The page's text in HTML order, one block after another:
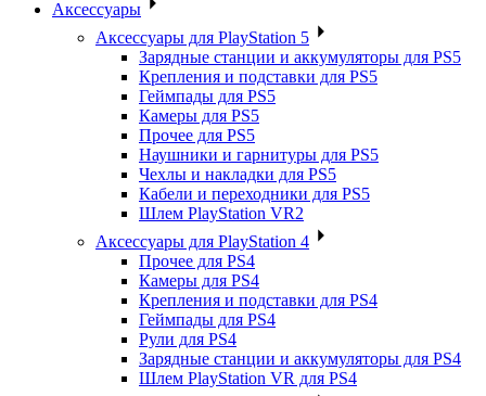
Аксессуары
Аксессуары для PlayStation 5
Зарядные станции и аккумуляторы для PS5
Крепления и подставки для PS5
Геймпады для PS5
Камеры для PS5
Прочее для PS5
Наушники и гарнитуры для PS5
Чехлы и накладки для PS5
Кабели и переходники для PS5
Шлем PlayStation VR2
Аксессуары для PlayStation 4
Прочее для PS4
Камеры для PS4
Крепления и подставки для PS4
Геймпады для PS4
Рули для PS4
Зарядные станции и аккумуляторы для PS4
Шлем PlayStation VR для PS4